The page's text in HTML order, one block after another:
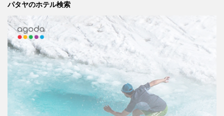
パタヤのホテル検索